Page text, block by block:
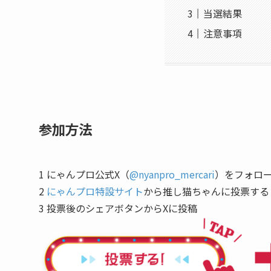
当選結果
注意事項
参加方法
1 にゃんプロ公式X （@nyanpro_mercari） をフォロ
2 にゃんプロ特設サイトから推し猫ちゃんに投票する
3 投票後のシェアボタンからXに投稿